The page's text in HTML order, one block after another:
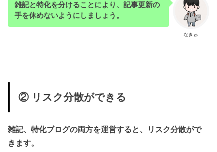
なきゅ
雑記と特化を分けることにより、記事更新の
手を休めないようにしましょう。
② リスク分散ができる
雑記、特化ブログの両方を運営すると、リスク分散がで
きます。